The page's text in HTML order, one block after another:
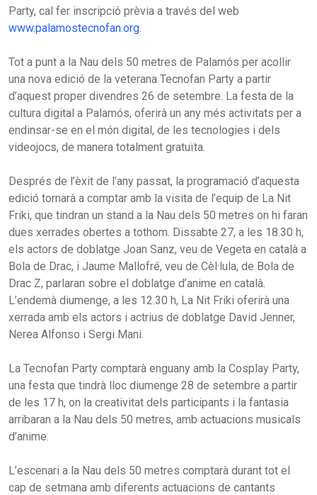
Party, cal fer inscripció prèvia a través del web
www.palamostecnofan.org
Tot a punt a la Nau dels 50 metres de Palamós per acollir
una nova edició de la veterana Tecnofan Party a partir
d’aquest proper divendres 26 de setembre. La festa de la
cultura digital a Palamós, oferirà un any més activitats per a
endinsar-se en el món digital, de les tecnologies i dels
videojocs, de manera totalment gratuïta.
Després de l’èxit de l’any passat, la programació d’aquesta
edició tornarà a comptar amb la visita de l’equip de La Nit
Friki, que tindran un stand a la Nau dels 50 metres on hi faran
dues xerrades obertes a tothom. Dissabte 27, a les 18.30 h,
els actors de doblatge Joan Sanz, veu de Vegeta en català a
Bola de Drac, i Jaume Mallofré, veu de Cèl·lula, de Bola de
Drac Z, parlaran sobre el doblatge d’anime en català.
L’endemà diumenge, a les 12.30 h, La Nit Friki oferirà una
xerrada amb els actors i actrius de doblatge David Jenner,
Nerea Alfonso i Sergi Mani.
La Tecnofan Party comptarà enguany amb la Cosplay Party,
una festa que tindrà lloc diumenge 28 de setembre a partir
de les 17 h, on la creativitat dels participants i la fantasia
arribaran a la Nau dels 50 metres, amb actuacions musicals
d’anime.
L’escenari a la Nau dels 50 metres comptarà durant tot el
cap de setmana amb diferents actuacions de cantants